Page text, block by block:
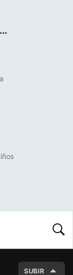
SUBIR